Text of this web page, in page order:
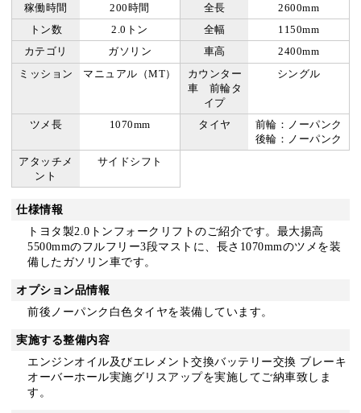
稼働時間
200時間 全長
2600mm
トン数
2.0トン 全幅
1150mm
カテゴリ
ガソリン 車高
2400mm
ミッション
マニュアル（MT）
カウンター
車 前輪タ
イプ
シングル
ツメ長 1070mm タイヤ
前輪：ノーパンク
後輪：ノーパンク
アタッチメ
ント
サイドシフト
仕様情報
トヨタ製2.0トンフォークリフトのご紹介です。最大揚高
5500mmのフルフリー3段マストに、長さ1070mmのツメを装
備したガソリン車です。
オプション品情報
前後ノーパンク白色タイヤを装備しています。
実施する整備内容
エンジンオイル及びエレメント交換バッテリー交換 ブレーキ
オーバーホール実施グリスアップを実施してご納車致しま
す。